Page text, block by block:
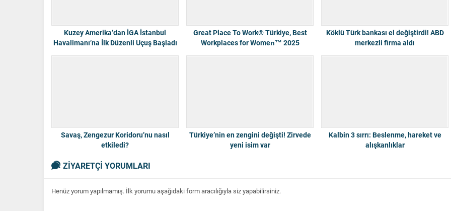
Kuzey Amerika’dan İGA İstanbul
Havalimanı’na İlk Düzenli Uçuş Başladı
Great Place To Work® Türkiye, Best
Workplaces for Women™ 2025
Köklü Türk bankası el değiştirdi! ABD
merkezli firma aldı
Savaş, Zengezur Koridoru’nu nasıl
etkiledi?
Türkiye’nin en zengini değişti! Zirvede
yeni isim var
Kalbin 3 sırrı: Beslenme, hareket ve
alışkanlıklar
ZİYARETÇİ YORUMLARI
Henüz yorum yapılmamış. İlk yorumu aşağıdaki form aracılığıyla siz yapabilirsiniz.